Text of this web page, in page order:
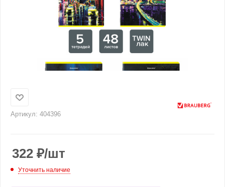
Артикул: 404396
322 ₽/шт
Уточнить наличие